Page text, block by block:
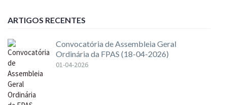
ARTIGOS RECENTES
Convocatória de Assembleia Geral
Ordinária da FPAS (18-04-2026)
01-04-2026